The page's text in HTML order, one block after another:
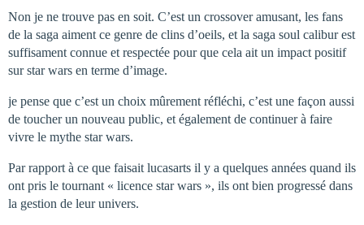
Non je ne trouve pas en soit. C’est un crossover amusant, les fans
de la saga aiment ce genre de clins d’oeils, et la saga soul calibur est
suffisament connue et respectée pour que cela ait un impact positif
sur star wars en terme d’image.
je pense que c’est un choix mûrement réfléchi, c’est une façon aussi
de toucher un nouveau public, et également de continuer à faire
vivre le mythe star wars.
Par rapport à ce que faisait lucasarts il y a quelques années quand ils
ont pris le tournant « licence star wars », ils ont bien progressé dans
la gestion de leur univers.